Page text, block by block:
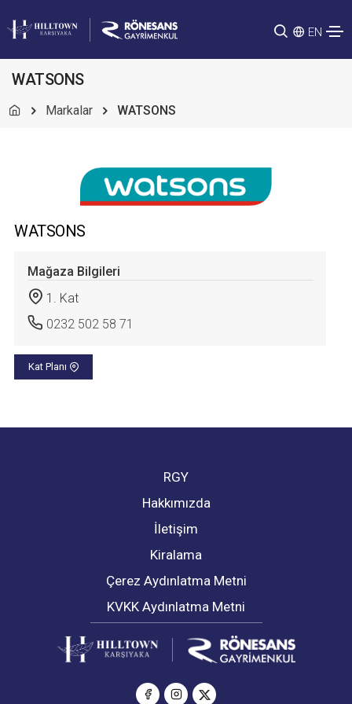
EN
WATSONS
Markalar WATSONS
WATSONS
Mağaza Bilgileri
1. Kat
0232 502 58 71
Kat Planı
RGY
Hakkımızda
İletişim
Kiralama
Çerez Aydınlatma Metni
KVKK Aydınlatma Metni